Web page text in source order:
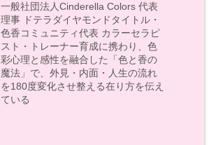
一般社団法人Cinderella Colors 代表
理事 ドテラダイヤモンドタイトル・
色香コミュニティ代表 カラーセラピ
スト・トレーナー育成に携わり、色
彩心理と感性を融合した「色と香の
魔法」で、外見・内面・人生の流れ
を180度変化させ整える在り方を伝え
ている